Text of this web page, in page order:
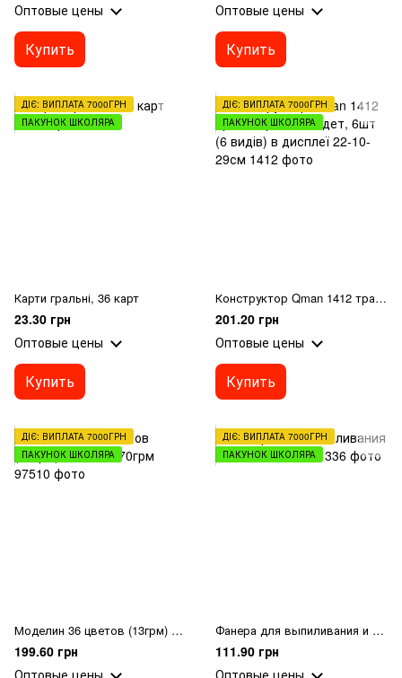
Оптовые цены
Купить
Оптовые цены
Купить
ДІЄ: ВИПЛАТА 7000ГРН
ПАКУНОК ШКОЛЯРА
Карти гральні, 36 карт
23.30 грн
Оптовые цены
Купить
ДІЄ: ВИПЛАТА 7000ГРН
ПАКУНОК ШКОЛЯРА
Конструктор Qman 1412 транспорт, від 71дет, 6шт (6 видів) в дисплеї 22-10-29см
201.20 грн
Оптовые цены
Купить
ДІЄ: ВИПЛАТА 7000ГРН
ПАКУНОК ШКОЛЯРА
Моделин 36 цветов (13грм) BK-036, 470грм
199.60 грн
Оптовые цены
ДІЄ: ВИПЛАТА 7000ГРН
ПАКУНОК ШКОЛЯРА
Фанера для выпиливания и выпаливания
111.90 грн
Оптовые цены